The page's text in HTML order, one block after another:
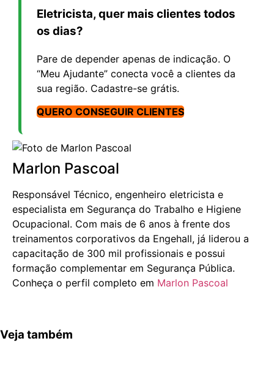
Eletricista, quer mais clientes todos
os dias?
Pare de depender apenas de indicação. O
“Meu Ajudante” conecta você a clientes da
sua região. Cadastre-se grátis.
QUERO CONSEGUIR CLIENTES
Marlon Pascoal
Responsável Técnico, engenheiro eletricista e
especialista em Segurança do Trabalho e Higiene
Ocupacional. Com mais de 6 anos à frente dos
treinamentos corporativos da Engehall, já liderou a
capacitação de 300 mil profissionais e possui
formação complementar em Segurança Pública.
Conheça o perfil completo em Marlon Pascoal
Veja também